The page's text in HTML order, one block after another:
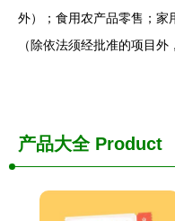
外）；食用农产品零售；家
（除依法须经批准的项目
产品大全Product